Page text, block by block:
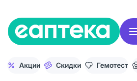
Акции Скидки Гемотест